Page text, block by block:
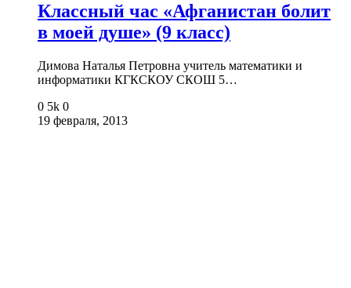
Классный час «Афганистан болит
в моей душе» (9 класс)
Димова Наталья Петровна учитель математики и
информатики КГКСКОУ СКОШ 5…
0 5k 0
19 февраля, 2013